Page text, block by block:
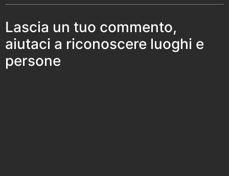
Lascia un tuo commento,
aiutaci a riconoscere luoghi e
persone